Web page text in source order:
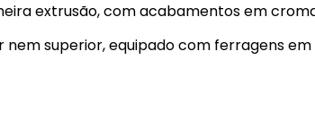
extrusão, com acabamentos em
superior, equipado com ferragens